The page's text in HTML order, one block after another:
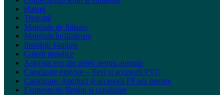
Haragi
Teracotă
Materiale de finisare
Materiale încălzitoare
Instalații Sanitare
Galerii metalice
Așternut eco din peleți pentru animale
Canalizare exterior – Țevi și accesorii PVC
Canalizare, Apeduct și accesorii PP p/u interior
Elemente de fântâni și canalizare